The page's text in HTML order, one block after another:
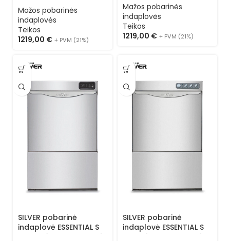
programos
Mažos pobarinės
indaplovės
Teikos
1219,00 € + PVM (21%)
programos
Mažos pobarinės
indaplovės
Teikos
1219,00 € + PVM (21%)
SILVER pobarinė
indaplovė ESSENTIAL S
SILVER pobarinė
indaplovė ESSENTIAL S